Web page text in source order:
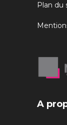
Plan du
A